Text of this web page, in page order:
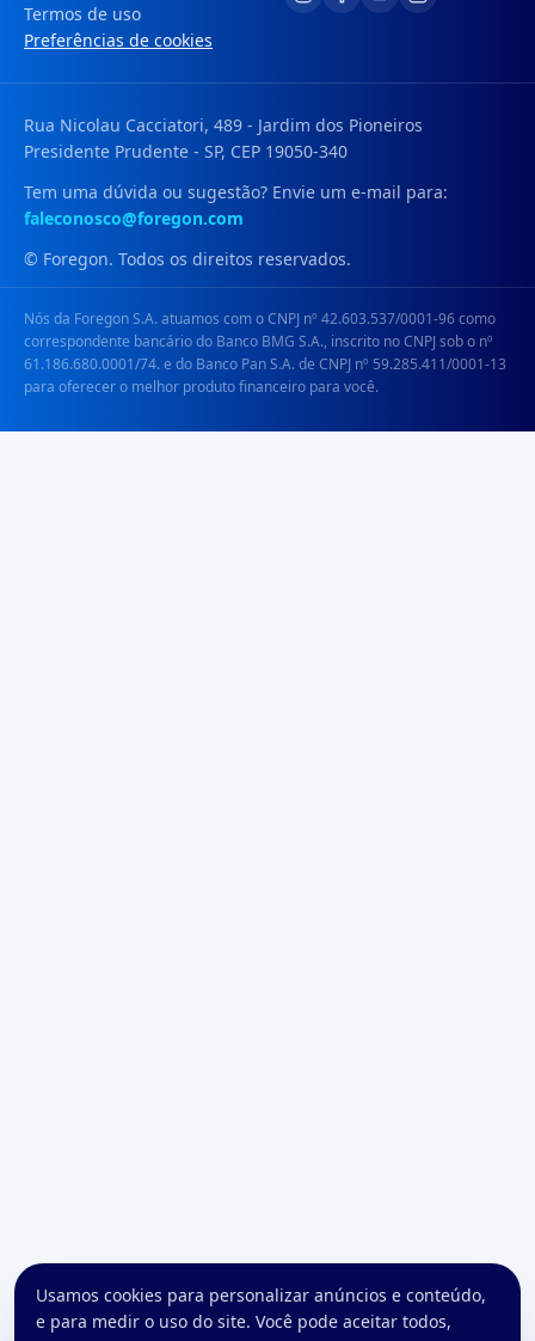
Termos de uso
Preferências de cookies
Rua Nicolau Cacciatori, 489 - Jardim dos Pioneiros
Presidente Prudente - SP, CEP 19050-340
Tem uma dúvida ou sugestão? Envie um e-mail para:
faleconosco@foregon.com
© Foregon. Todos os direitos reservados.
Nós da Foregon S.A. atuamos com o CNPJ nº 42.603.537/0001-96 como
correspondente bancário do Banco BMG S.A., inscrito no CNPJ sob o nº
61.186.680.0001/74. e do Banco Pan S.A. de CNPJ nº 59.285.411/0001-13
para oferecer o melhor produto financeiro para você.
Usamos cookies para personalizar anúncios e conteúdo,
e para medir o uso do site. Você pode aceitar todos,